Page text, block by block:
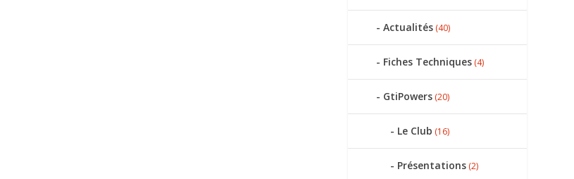
Actualités(40)
Fiches Techniques(4)
GtiPowers(20)
Le Club (16)
Présentations(2)